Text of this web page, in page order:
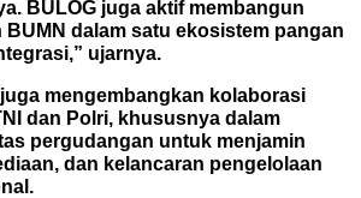
BULOG juga aktif membangun
dalam satu ekosistem pangan
ujarnya.
mengembangkan kolaborasi
dan Polri, khususnya dalam
pergudangan untuk menjamin
dan kelancaran pengelolaan